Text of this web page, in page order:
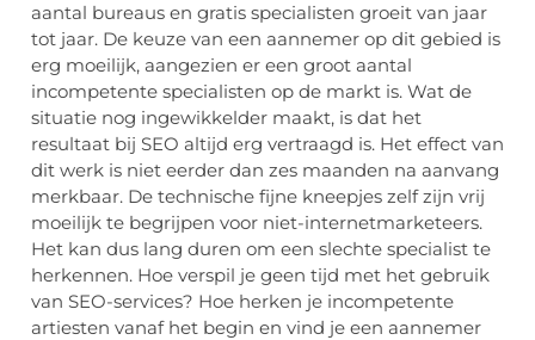
aantal bureaus en gratis specialisten groeit van jaar
tot jaar. De keuze van een aannemer op dit gebied is
erg moeilijk, aangezien er een groot aantal
incompetente specialisten op de markt is. Wat de
situatie nog ingewikkelder maakt, is dat het
resultaat bij SEO altijd erg vertraagd is. Het effect van
dit werk is niet eerder dan zes maanden na aanvang
merkbaar. De technische fijne kneepjes zelf zijn vrij
moeilijk te begrijpen voor niet-internetmarketeers.
Het kan dus lang duren om een ​​slechte specialist te
herkennen. Hoe verspil je geen tijd met het gebruik
van SEO-services? Hoe herken je incompetente
artiesten vanaf het begin en vind je een aannemer